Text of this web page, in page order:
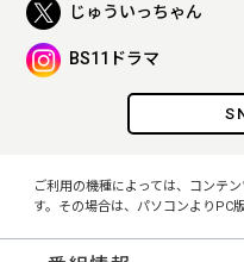
じゅういっちゃん
BS11ドラマ
ご利用の機種によっては、コンテ
す。その場合は、パソコンよりPC